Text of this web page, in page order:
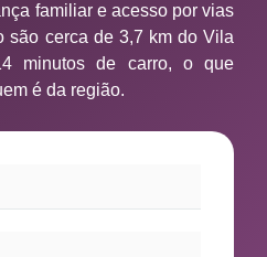
familiar e acesso por vias
são cerca de 3,7 km do Vila
minutos de carro, o que
é da região.